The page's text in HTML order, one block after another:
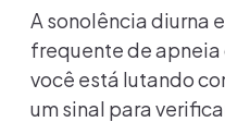
A sonolência diurna
frequente de
você está lutando
um sinal para